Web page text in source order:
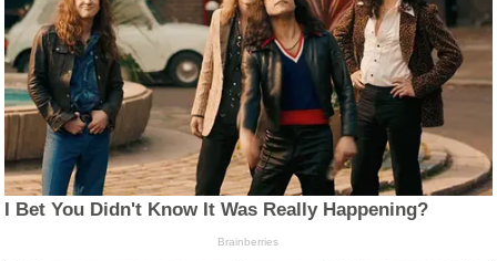
I Bet You Didn't Know It Was Really Happening?
Brainberries